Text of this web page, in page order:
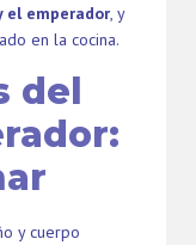
el emperador, y
en la cocina.
del
y cuerpo